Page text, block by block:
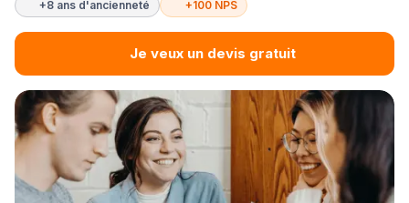
+8 ans d'ancienneté +100 NPS
Je veux un devis gratuit